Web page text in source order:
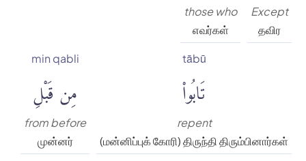
Except
தவிர
those who
எவர்கள்
tābū
تَابُوا۟
repent
(மன்னிப்புக் கோரி) திருந்தி திரும்பினார்கள்
min qabli
مِن قَبْلِ
from before
முன்னர்